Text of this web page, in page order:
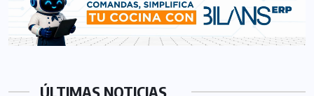
ÚLTIMAS NOTICIAS